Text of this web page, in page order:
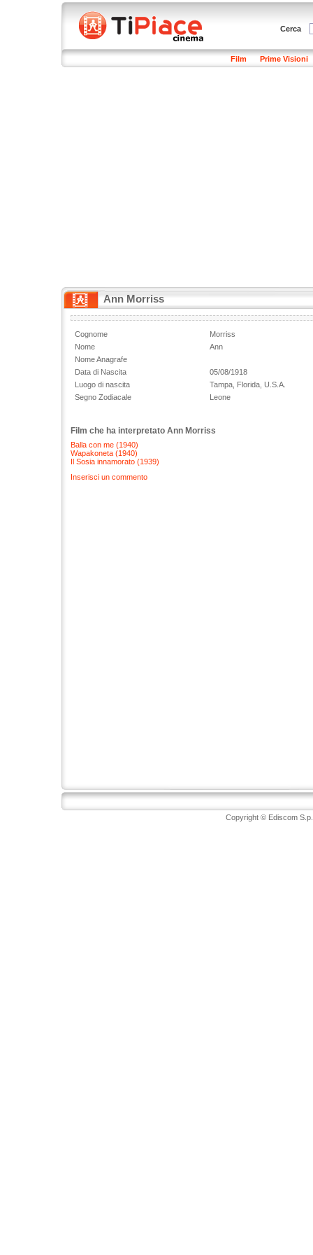
Cerca
Film Prime Visioni
Ann Morriss
Cognome
Morriss
Nome
Ann
Nome Anagrafe
Data di Nascita
05/08/1918
Luogo di nascita
Tampa, Florida, U.S.A.
Segno Zodiacale
Leone
Film che ha interpretato Ann Morriss
Balla con me (1940)
Wapakoneta (1940)
Il Sosia innamorato (1939)
Inserisci un commento
Copyright © Ediscom